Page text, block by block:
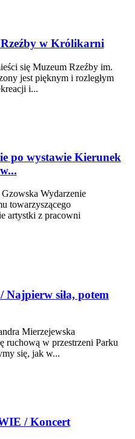
w Królikarni
się Muzeum Rzeźby im.
jest pięknym i rozległym
i...
po wystawie Kierunek
Wydarzenie
towarzyszącego
artystki z pracowni
siła, potem
Mierzejewska
ruchową w przestrzeni Parku
się, jak w...
/ Koncert